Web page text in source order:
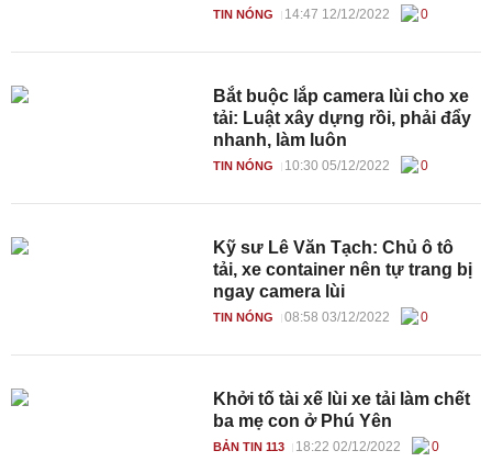
TIN NÓNG 14:47 12/12/2022 0
Bắt buộc lắp camera lùi cho xe
tải: Luật xây dựng rồi, phải đẩy
nhanh, làm luôn
TIN NÓNG 10:30 05/12/2022 0
Kỹ sư Lê Văn Tạch: Chủ ô tô
tải, xe container nên tự trang bị
ngay camera lùi
TIN NÓNG 08:58 03/12/2022 0
Khởi tố tài xế lùi xe tải làm chết
ba mẹ con ở Phú Yên
BẢN TIN 113 18:22 02/12/2022 0